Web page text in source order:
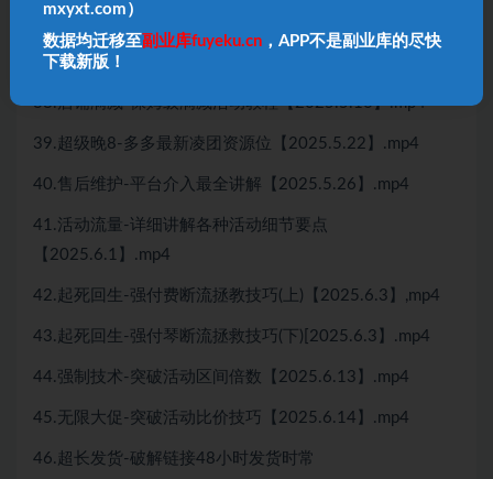
36.提高转化-限时限量设计思路【2025.5.10】.mp4
37.原价大促-无视客单叠加7大资源位【2025.5.13】.mp4
38.店铺满减-保姆级满减活动教程【2025.5.16】.mp4
39.超级晚8-多多最新凌团资源位【2025.5.22】.mp4
40.售后维护-平台介入最全讲解【2025.5.26】.mp4
41.活动流量-详细讲解各种活动细节要点
【2025.6.1】.mp4
42.起死回生-强付费断流拯教技巧(上)【2025.6.3】,mp4
43.起死回生-强付琴断流拯救技巧(下)[2025.6.3】.mp4
44.强制技术-突破活动区间倍数【2025.6.13】.mp4
45.无限大促-突破活动比价技巧【2025.6.14】.mp4
46.超长发货-破解链接48小时发货时常
mxyxt.com）
数据均迁移至副业库fuyeku.cn ，APP不是副业库的尽快
下载新版！